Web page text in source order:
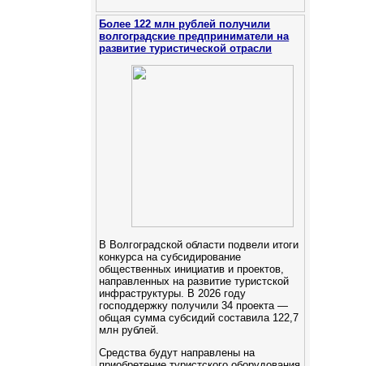
Более 122 млн рублей получили
волгоградские предприниматели на
развитие туристической отрасли
В Волгоградской области подвели итоги
конкурса на субсидирование
общественных инициатив и проектов,
направленных на развитие туристской
инфраструктуры. В 2026 году
господдержку получили 34 проекта —
общая сумма субсидий составила 122,7
млн рублей.
Средства будут направлены на